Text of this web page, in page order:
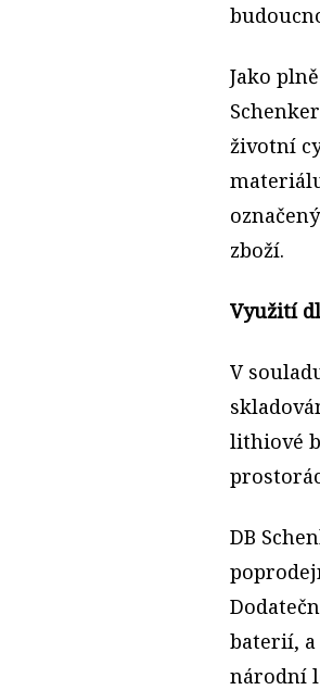
Jako
životní
zboží.
Využití
V
lithiové
DB
baterií, a
národní